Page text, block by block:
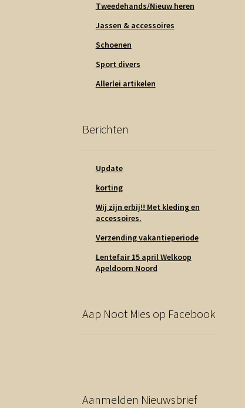
Tweedehands/Nieuw heren
Jassen & accessoires
Schoenen
Sport divers
Allerlei artikelen
Berichten
Update
korting
Wij zijn erbij!! Met kleding en
accessoires.
Verzending vakantieperiode
Lentefair 15 april Welkoop
Apeldoorn Noord
Aap Noot Mies op Facebook
Aanmelden Nieuwsbrief